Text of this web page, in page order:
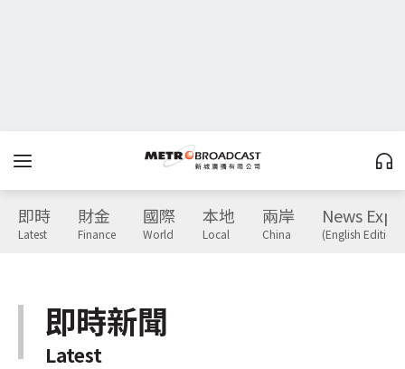
即時
Latest
財金
Finance
國際
World
本地
Local
兩岸
China
News
(English Edition)
即時新聞
Latest